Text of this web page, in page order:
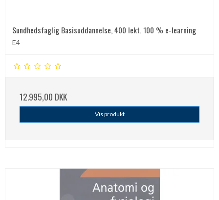
Sundhedsfaglig Basisuddannelse, 400 lekt. 100 % e-learning
E4
12.995,00 DKK
Vis produkt